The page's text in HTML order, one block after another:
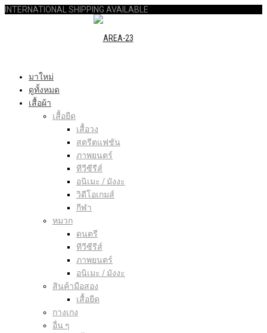
INTERNATIONAL SHIPPING AVAILABLE
มาใหม่
ดูทั้งหมด
เสื้อผ้า
เสื้อยืด
เสื้อวง
สตรีตแฟชัน
ภาพยนตร์
ทีวีซีรีส์
อนิเมะ / มังงะ
วิดีโอเกมส์
กีฬา
หมวก
ดนตรี
ทีวีซีรีส์
ภาพยนตร์
อนิเมะ / มังงะ
สินค้ามือสอง
เสื้อยืด
กางเกง
อื่น ๆ